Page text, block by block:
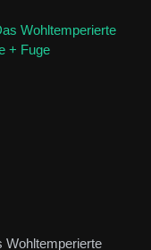
Wohltemperierte